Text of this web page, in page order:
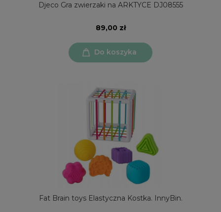
Djeco Gra zwierzaki na ARKTYCE DJ08555
89,00 zł
Do koszyka
Fat Brain toys Elastyczna Kostka. InnyBin.